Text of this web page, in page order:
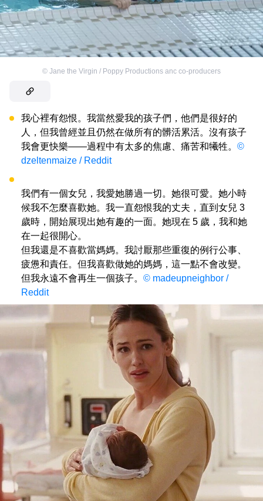
© Jane the Virgin / Poppy Productions anc co-producers
我心裡有怨恨。我當然愛我的孩子們，他們是很好的
人，但我曾經並且仍然在做所有的髒活累活。沒有孩子
我會更快樂——過程中有太多的焦慮、痛苦和犧牲。 ©
dzeltenmaize / Reddit
我們有一個女兒，我愛她勝過一切。她很可愛。她小時
候我不怎麼喜歡她。我一直怨恨我的丈夫，直到女兒 3
歲時，開始展現出她有趣的一面。她現在 5 歲，我和她
在一起很開心。
但我還是不喜歡當媽媽。我討厭那些重復的例行公事、
疲憊和責任。但我喜歡做她的媽媽，這一點不會改變。
但我永遠不會再生一個孩子。 © madeupneighbor /
Reddit